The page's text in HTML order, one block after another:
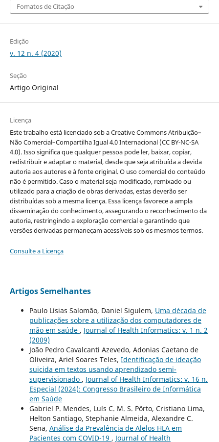
Fomatos de Citação
Edição
v. 12 n. 4 (2020)
Seção
Artigo Original
Licença
Este trabalho está licenciado sob a Creative Commons Atribuição–
Não Comercial–Compartilha Igual 4.0 Internacional (CC BY-NC-SA
4.0). Isso significa que qualquer pessoa pode ler, baixar, copiar,
redistribuir e adaptar o material, desde que seja atribuída a devida
autoria aos autores e à fonte original. O uso comercial do conteúdo
não é permitido. Caso o material seja modificado, remixado ou
utilizado para a criação de obras derivadas, estas deverão ser
distribuídas sob a mesma licença. Essa licença favorece a ampla
disseminação do conhecimento, assegurando o reconhecimento da
autoria, restringindo a exploração comercial e garantindo que
versões derivadas permaneçam acessíveis sob os mesmos termos.
Consulte a Licença
Artigos Semelhantes
Paulo Lísias Salomão, Daniel Sigulem, Uma década de
publicações sobre a utilização dos computadores de
mão em saúde , Journal of Health Informatics: v. 1 n. 2
(2009)
João Pedro Cavalcanti Azevedo, Adonias Caetano de
Oliveira, Ariel Soares Teles, Identificação de ideação
suicida em textos usando aprendizado semi-
supervisionado , Journal of Health Informatics: v. 16 n.
Especial (2024): Congresso Brasileiro de Informática
em Saúde
Gabriel P. Mendes, Luís C. M. S. Pôrto, Cristiano Lima,
Helton Santiago, Stephanie Almeida, Alexandre C.
Sena, Análise da Prevalência de Alelos HLA em
Pacientes com COVID-19 , Journal of Health